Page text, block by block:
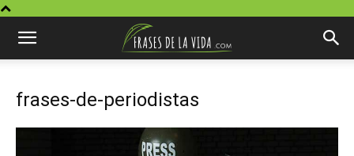
frases-de-periodistas